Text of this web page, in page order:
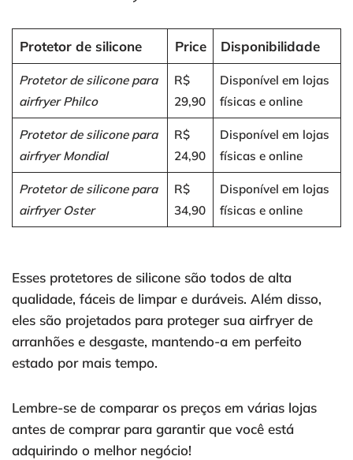
Protetor de silicone Price Disponibilidade
Protetor de silicone para
airfryer Philco
R$
29,90
Disponível em lojas
físicas e online
Protetor de silicone para
airfryer Mondial
R$
24,90
Disponível em lojas
físicas e online
Protetor de silicone para
airfryer Oster
R$
34,90
Disponível em lojas
físicas e online
Esses protetores de silicone são todos de alta
qualidade, fáceis de limpar e duráveis. Além disso,
eles são projetados para proteger sua airfryer de
arranhões e desgaste, mantendo-a em perfeito
estado por mais tempo.
Lembre-se de comparar os preços em várias lojas
antes de comprar para garantir que você está
adquirindo o melhor negócio!